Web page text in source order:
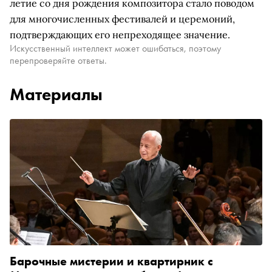
летие со дня рождения композитора стало поводом
для многочисленных фестивалей и церемоний,
подтверждающих его непреходящее значение.
Искусственный интеллект может ошибаться, поэтому
перепроверяйте ответы.
Материалы
Барочные мистерии и квартирник с